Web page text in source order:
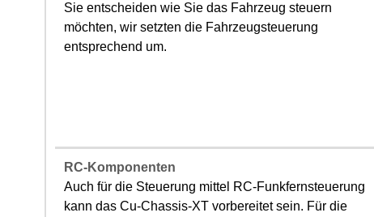
Sie entscheiden wie Sie das Fahrzeug steuern
möchten, wir setzten die Fahrzeugsteuerung
entsprechend um.
RC-Komponenten
Auch für die Steuerung mittel RC-Funkfernsteuerung
kann das Cu-Chassis-XT vorbereitet sein. Für die